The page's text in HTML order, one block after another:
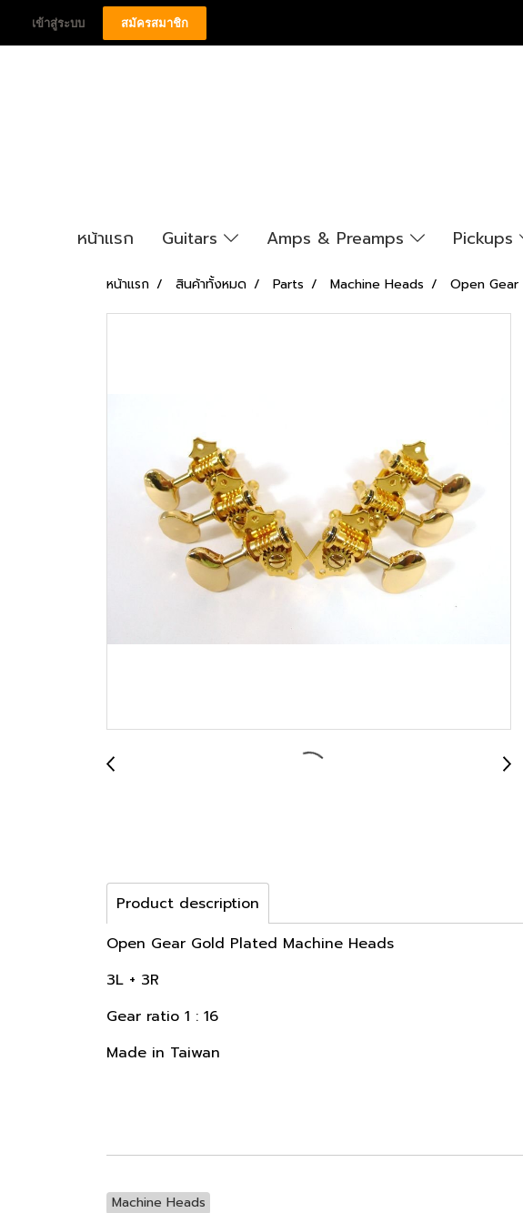
เข้าสู่ระบบ สมัครสมาชิก
หน้าแรก Guitars Amps & Preamps Pickups
หน้าแรก สินค้าทั้งหมด Parts Machine Heads Open Gear
Product description
Open Gear Gold Plated Machine Heads
3L + 3R
Gear ratio 1 : 16
Made in Taiwan
Machine Heads